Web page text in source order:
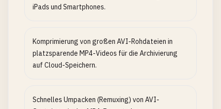
iPads und Smartphones.
Komprimierung von großen AVI-Rohdateien in
platzsparende MP4-Videos für die Archivierung
auf Cloud-Speichern.
Schnelles Umpacken (Remuxing) von AVI-